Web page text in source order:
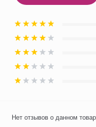
Нет отзывов о данном